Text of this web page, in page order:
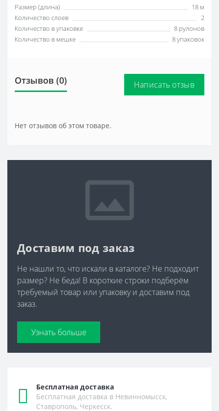
Размер (длина)
18 м
Количество слоев
2
Количество в упаковке
8 рулонов
Количество в мешке
8 упаковок
Отзывов (0) Написать отзыв
Нет отзывов об этом товаре.
Доставим под заказ
Не нашли то, что искали в каталоге? Не подходит
размер? Не беда! В короткие строки подберём
требуемый товар или упаковку и доставим под
заказ.
Узнать больше
Бесплатная доставка
Бесплатная доставка в Невинномысск,
Ставрополь, Черкесск.